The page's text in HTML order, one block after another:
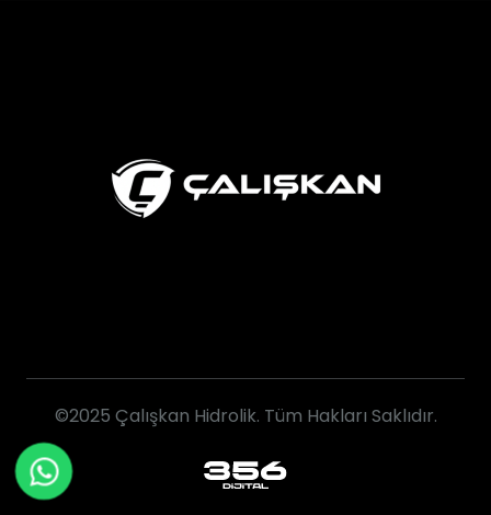
©2025 Çalışkan Hidrolik. Tüm Hakları Saklıdır.